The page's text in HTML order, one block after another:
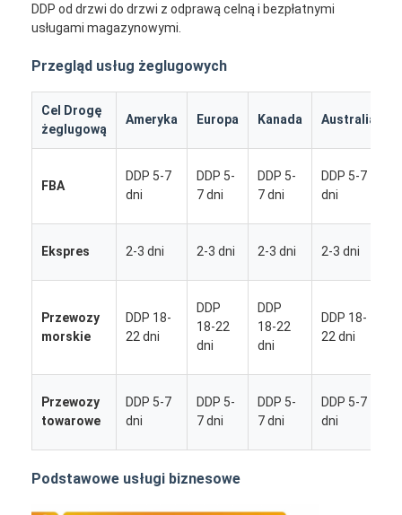
Dom
DDP od drzwi do drzwi z odprawą celną i bezpłatnymi
usługami magazynowymi.
Przegląd usług żeglugowych
Cel Drogę
żeglugową
Ameryka Europa Kanada Australia
FBA
DDP 5-7
dni
DDP 5-
7 dni
DDP 5-
7 dni
DDP 5-7
dni
Ekspres 2-3 dni 2-3 dni 2-3 dni 2-3 dni
Przewozy
morskie
DDP 18-
22 dni
DDP
18-22
dni
DDP
18-22
dni
DDP 18-
22 dni
Przewozy
towarowe
DDP 5-7
dni
DDP 5-
7 dni
DDP 5-
7 dni
DDP 5-7
dni
Podstawowe usługi biznesowe